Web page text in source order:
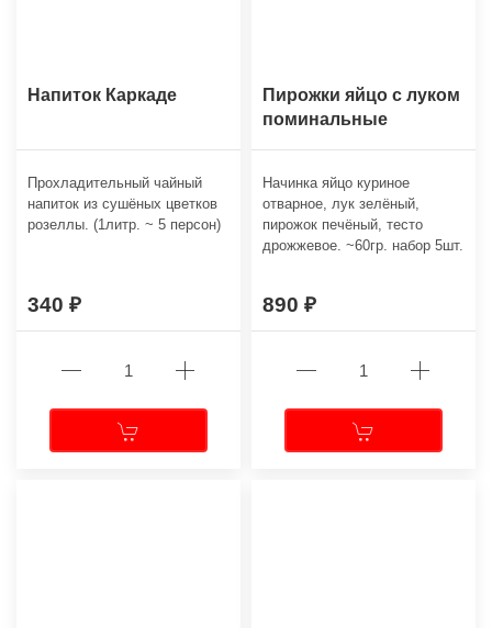
Напиток Каркаде
Прохладительный чайный
напиток из сушёных цветков
розеллы. (1литр. ~ 5 персон)
340
Пирожки яйцо с луком
поминальные
Начинка яйцо куриное
отварное, лук зелёный,
пирожок печёный, тесто
дрожжевое. ~60гр. набор 5шт.
890